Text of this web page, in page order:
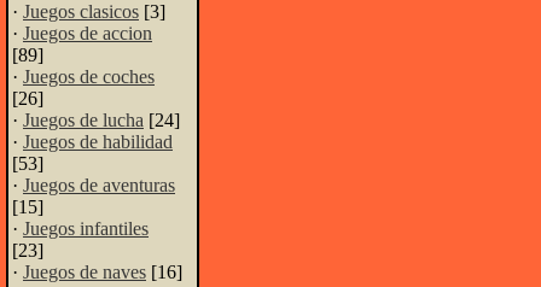
· Juegos clasicos [3]
· Juegos de accion
[89]
· Juegos de coches
[26]
· Juegos de lucha [24]
· Juegos de habilidad
[53]
· Juegos de aventuras
[15]
· Juegos infantiles
[23]
· Juegos de naves [16]